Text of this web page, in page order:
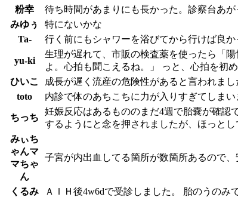
粉幸
待ち時間があまりにも長かった。診察台あ
みゆぅ
特にないかな
Ta-
行く前にもシャワーを浴びてから行けば良か
yu-ki
生理が遅れて、市販の検査薬を使ったら「
よ。心拍も聞こえるね。」 っと、心拍を初
ひいこ
成長が遅く流産の危険性があると言われま
toto
内診で体のあちこちに力が入りすぎてしま
ちっち
妊娠反応はあるもののまだ4週で胎嚢が確認
するようにと念を押されましたが、ほっとし
みぃち
ゃんマ
マちゃ
ん
子宮が内出血してる箇所が数箇所あるので、
くるみ ＡＩＨ後4w6dで受診しました。 胎のうの